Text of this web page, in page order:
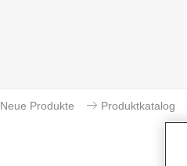
Neue Produkte Produktkatalog